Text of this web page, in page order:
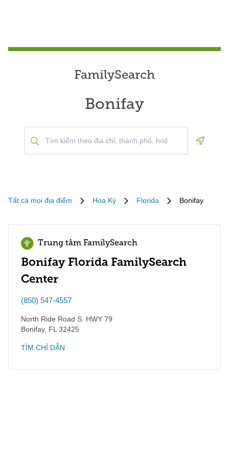
FamilySearch
Bonifay
Tất cả mọi địa điểm Hoa Kỳ Florida Bonifay
Trung tâm FamilySearch
Bonifay Florida FamilySearch
Center
(850) 547-4557
North Ride Road S. HWY 79
Bonifay, FL 32425
TÌM CHỈ DẪN